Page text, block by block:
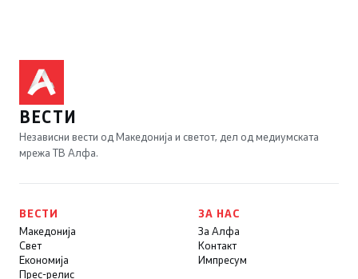
ВЕСТИ
Независни вести од Македонија и светот, дел од медиумската
мрежа ТВ Алфа.
ВЕСТИ
Македонија
Свет
Економија
Прес-релис
ЗА НАС
За Алфа
Контакт
Импресум